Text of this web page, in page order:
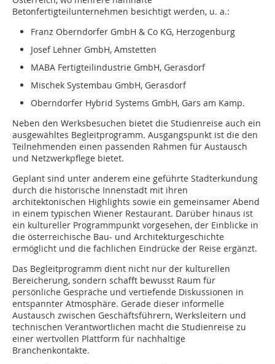
Betonfertigteilunternehmen besichtigt werden, u. a.:
Franz Oberndorfer GmbH & Co KG, Herzogenburg
Josef Lehner GmbH, Amstetten
MABA Fertigteilindustrie GmbH, Gerasdorf
Mischek Systembau GmbH, Gerasdorf
Oberndorfer Hybrid Systems GmbH, Gars am Kamp.
Neben den Werksbesuchen bietet die Studienreise auch ein
ausgewähltes Begleitprogramm. Ausgangspunkt ist die den
Teilnehmenden einen passenden Rahmen für Austausch
und Netzwerkpflege bietet.
Geplant sind unter anderem eine geführte Stadterkundung
durch die historische Innenstadt mit ihren
architektonischen Highlights sowie ein gemeinsamer Abend
in einem typischen Wiener Restaurant. Darüber hinaus ist
ein kultureller Programmpunkt vorgesehen, der Einblicke in
die österreichische Bau- und Architekturgeschichte
ermöglicht und die fachlichen Eindrücke der Reise ergänzt.
Das Begleitprogramm dient nicht nur der kulturellen
Bereicherung, sondern schafft bewusst Raum für
persönliche Gespräche und vertiefende Diskussionen in
entspannter Atmosphäre. Gerade dieser informelle
Austausch zwischen Geschäftsführern, Werksleitern und
technischen Verantwortlichen macht die Studienreise zu
einer wertvollen Plattform für nachhaltige
Branchenkontakte.